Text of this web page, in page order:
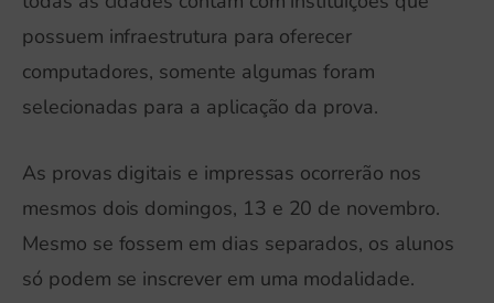
possuem infraestrutura para oferecer
computadores, somente algumas foram
selecionadas para a aplicação da prova.
As provas digitais e impressas ocorrerão nos
mesmos dois domingos, 13 e 20 de novembro.
Mesmo se fossem em dias separados, os alunos
só podem se inscrever em uma modalidade.